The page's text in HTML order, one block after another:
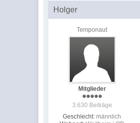
Holger
Temponaut
Mitglieder
3.630 Beiträge
Geschlecht: männlich